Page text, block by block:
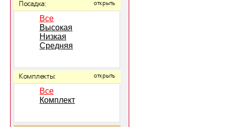
Посадка: открыть
Все
Высокая
Низкая
Средняя
Комплекты: открыть
Все
Комплект